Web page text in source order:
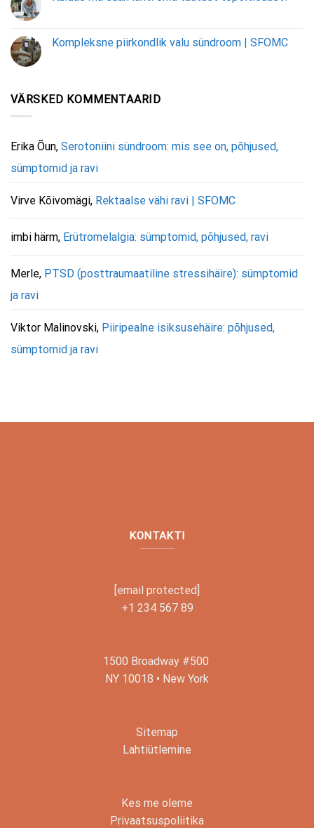
Kompleksne piirkondlik valu sündroom | SFOMC
VÄRSKED KOMMENTAARID
Erika Õun, Serotoniini sündroom: mis see on, põhjused,
sümptomid ja ravi
Virve Kõivomägi, Rektaalse vähi ravi | SFOMC
imbi härm, Erütromelalgia: sümptomid, põhjused, ravi
Merle, PTSD (posttraumaatiline stressihäire): sümptomid
ja ravi
Viktor Malinovski, Piiripealne isiksusehäire: põhjused,
sümptomid ja ravi
KONTAKTI
[email protected]
+1 234 567 89
1500 Broadway #500
NY 10018 • New York
Sitemap
Lahtiütlemine
Kes me oleme
Privaatsuspoliitika